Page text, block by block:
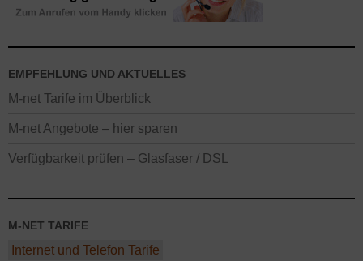
Preis. Alle Neukunden-Aktionen mit Rabatten gelten nur, wenn in
Onlinevorteil gilt nicht in M-net Shops.
EMPFEHLUNG UND AKTUELLES
M-net Tarife im Überblick
M-net Angebote – hier sparen
Verfügbarkeit prüfen – Glasfaser / DSL
M-NET TARIFE
Internet und Telefon Tarife